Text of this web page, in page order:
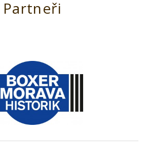
Partneři